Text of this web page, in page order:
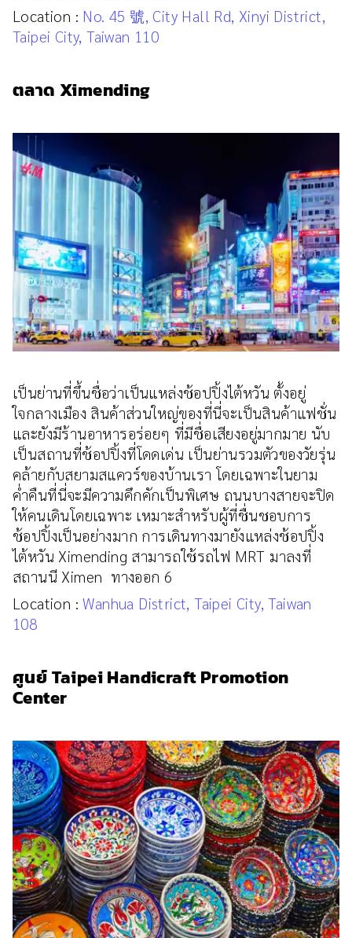
Location : No. 45 號, City Hall Rd, Xinyi District,
Taipei City, Taiwan 110
ตลาด Ximending
เป็นย่านที่ขึ้นชื่อว่าเป็นแหล่งช้อปปิ้งไต้หวัน ตั้งอยู่
ใจกลางเมือง สินค้าส่วนใหญ่ของที่นี่จะเป็นสินค้าแฟชั่น
และยังมีร้านอาหารอร่อยๆ ที่มีชื่อเสียงอยู่มากมาย นับ
เป็นสถานที่ช้อปปิ้งที่โดดเด่น เป็นย่านรวมตัวของวัยรุ่น
คล้ายกับสยามสแควร์ของบ้านเรา โดยเฉพาะในยาม
ค่ำคืนที่นี่จะมีความคึกคักเป็นพิเศษ ถนนบางสายจะปิด
ให้คนเดินโดยเฉพาะ เหมาะสำหรับผู้ที่ชื่นชอบการ
ช้อปปิ้งเป็นอย่างมาก การเดินทางมายังแหล่งช้อปปิ้ง
ไต้หวัน Ximending สามารถใช้รถไฟ MRT มาลงที่
สถานนี Ximen ทางออก 6
Location :Wanhua District, Taipei City, Taiwan
108
ศูนย์ Taipei Handicraft Promotion
Center